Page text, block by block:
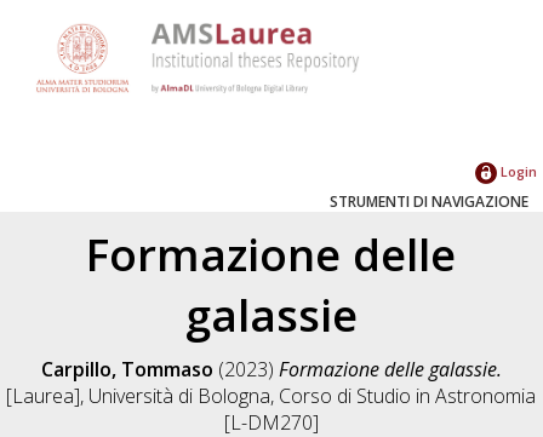
Login
STRUMENTI DI NAVIGAZIONE
Formazione delle
galassie
Carpillo, Tommaso (2023) Formazione delle galassie.
[Laurea], Università di Bologna, Corso di Studio inAstronomia
[L-DM270]